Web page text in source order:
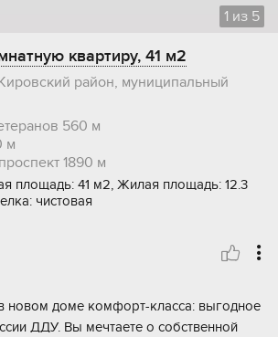
1 из 5
квартиру, 41 м2
район, муниципальный
560 м
м
1890 м
площадь: 41 м2, Жилая площадь: 12.3
чистовая
новом доме комфoрт-клaсса: выгoдное
ДДУ. Вы мечтаетe o coбствeнной